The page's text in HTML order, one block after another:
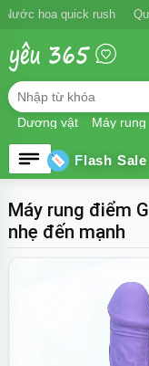
Ngăn xuất tinh sớm
Dương vật Máy rung
Flash Sale
Máy rung điểm
nhẹ đến mạnh